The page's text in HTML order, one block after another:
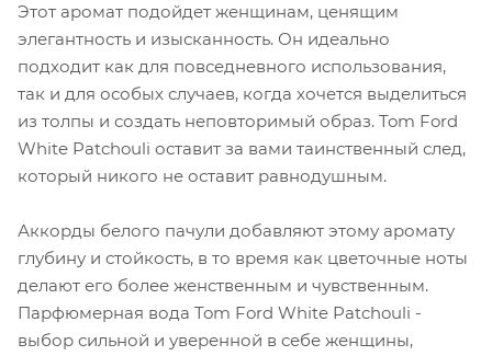
Этот аромат подойдет женщинам, ценящим
элегантность и изысканность. Он идеально
подходит как для повседневного использования,
так и для особых случаев, когда хочется выделиться
из толпы и создать неповторимый образ. Tom Ford
White Patchouli оставит за вами таинственный след,
который никого не оставит равнодушным.
Аккорды белого пачули добавляют этому аромату
глубину и стойкость, в то время как цветочные ноты
делают его более женственным и чувственным.
Парфюмерная вода Tom Ford White Patchouli -
выбор сильной и уверенной в себе женщины,